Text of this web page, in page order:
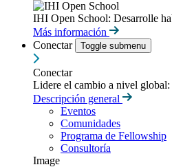
IHI Open School: Desarrolle
Más información
Conectar
Toggle submenu
Conectar
Lidere el cambio a nivel global:
Descripción general
Eventos
Comunidades
Programa de Fellowship
Consultoría
Image